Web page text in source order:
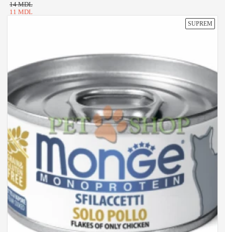
14 MDL
11 MDL